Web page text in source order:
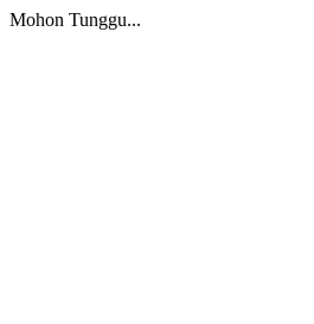
Mohon Tunggu...